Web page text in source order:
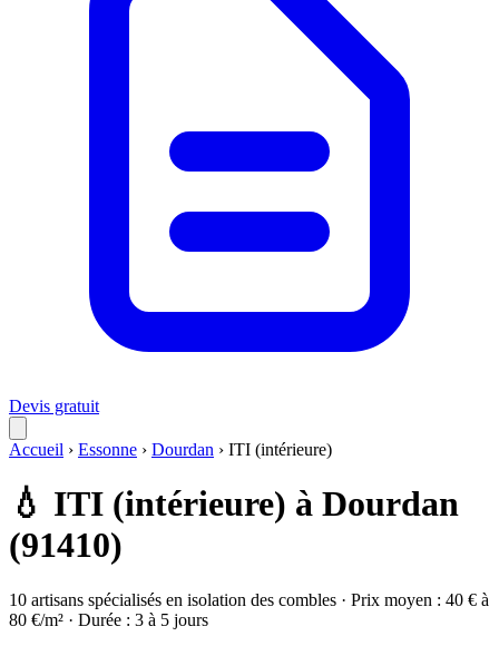
Devis gratuit
Accueil › Essonne › Dourdan › ITI (intérieure)
💧 ITI (intérieure) à Dourdan
(91410)
10 artisans spécialisés en isolation des combles · Prix moyen : 40 € à
80 €/m² · Durée : 3 à 5 jours